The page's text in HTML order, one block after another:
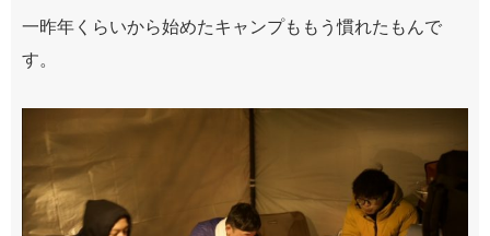
一昨年くらいから始めたキャンプももう慣れたもんで
す。